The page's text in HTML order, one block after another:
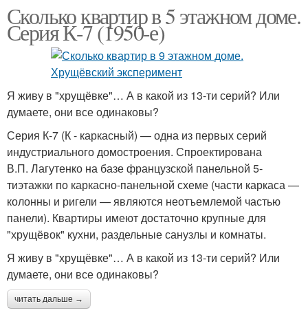
Сколько квартир в 5 этажном доме.
Серия К-7 (1950-е)
Я живу в "хрущёвке"… А в какой из 13-ти серий? Или
думаете, они все одинаковы?
Серия К-7 (К - каркасный) — одна из первых серий
индустриального домостроения. Спроектирована
В.П. Лагутенко на базе французской панельной 5-
тиэтажки по каркасно-панельной схеме (части каркаса —
колонны и ригели — являются неотъемлемой частью
панели). Квартиры имеют достаточно крупные для
"хрущёвок" кухни, раздельные санузлы и комнаты.
Я живу в "хрущёвке"… А в какой из 13-ти серий? Или
думаете, они все одинаковы?
читать дальше →